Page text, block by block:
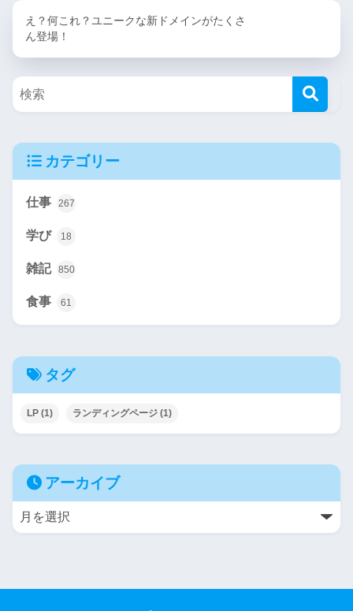
え？何これ？ユニークな新ドメインがたくさ
ん登場！
カテゴリー
仕事 267
学び 18
雑記 850
食事 61
タグ
LP (1) ランディングページ (1)
アーカイブ